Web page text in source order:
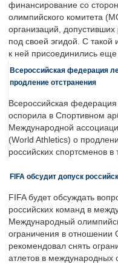
финансирование со
олимпийского комитета
организаций,
под своей эгидой. С такой
к ней присоединились еще
Всероссийская федерация
продление отстранения
Всероссийская
оспорила в Спортивном
Международной
(World Athletics) о
российских спортсменов в
FIFA обсудит допуск
FIFA будет обсуждать
российских команд в
Международный
ограничения в отношении
рекомендовал снять
атлетов в международных